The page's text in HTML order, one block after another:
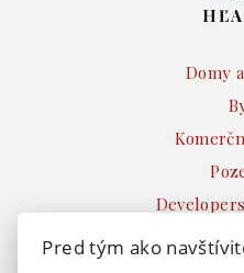
Domy
Pred tým ako